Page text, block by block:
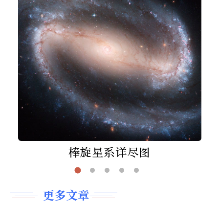
棒旋星系详尽图
更多文章